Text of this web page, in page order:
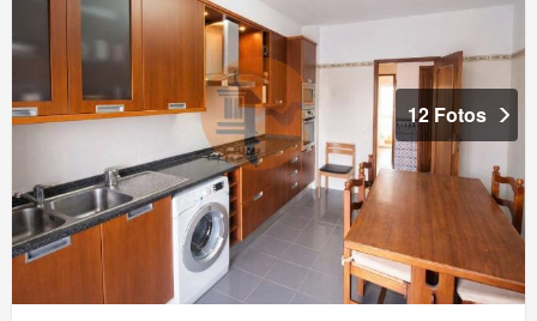
12 Fotos